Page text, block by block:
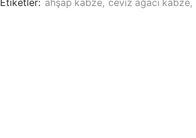
Etiketler: ahşap kabze, ceviz ağacı kabze,